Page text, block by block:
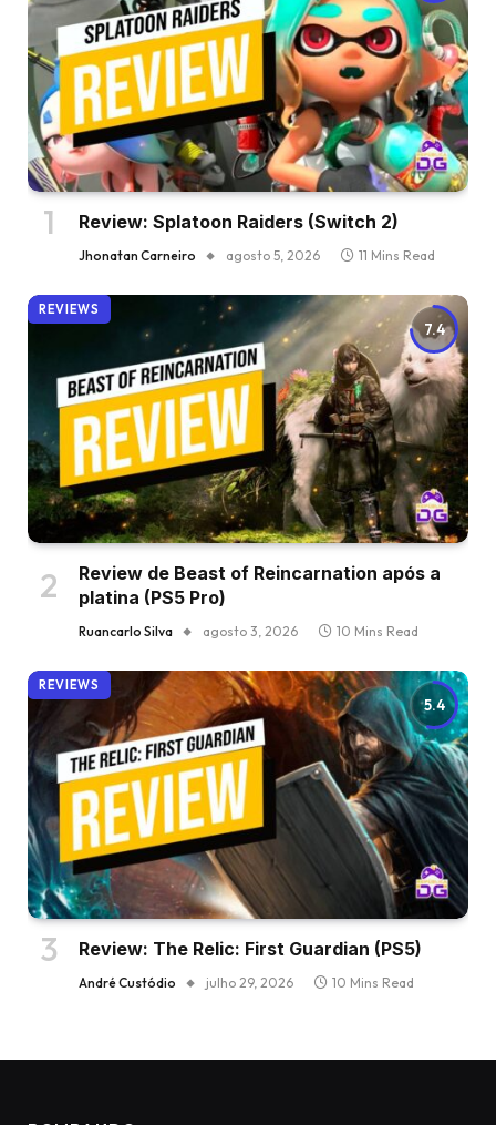
Review: Splatoon Raiders (Switch 2)
Jhonatan Carneiro agosto 5, 2026 11 Mins Read
7.4
REVIEWS
Review de Beast of Reincarnation após a
platina (PS5 Pro)
Ruancarlo Silva agosto 3, 2026 10 Mins Read
5.4
REVIEWS
Review: The Relic: First Guardian (PS5)
André Custódio julho 29, 2026 10 Mins Read